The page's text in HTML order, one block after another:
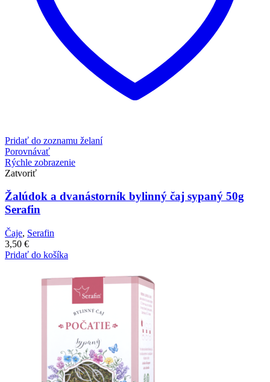
Pridať do zoznamu želaní
Porovnávať
Rýchle zobrazenie
Zatvoriť
Žalúdok a dvanástorník bylinný čaj sypaný 50g
Serafin
Čaje, Serafin
3,50 €
Pridať do košíka